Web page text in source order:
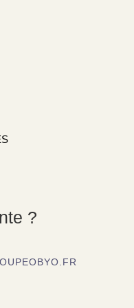
?